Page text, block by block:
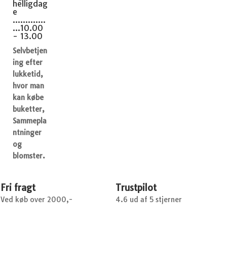
helligdag
e
.............
...10.00
- 13.00
Selvbetjen
ing efter
lukketid,
hvor man
kan købe
buketter,
Sammepla
ntninger
og
blomster.
Fri fragt
Ved køb over 2000,-
Trustpilot
4.6 ud af 5 stjerner